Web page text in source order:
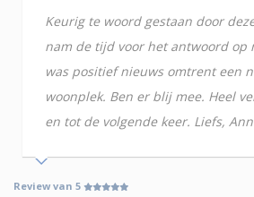
Keurig te woord gestaan door
nam de tijd voor het antwoord op
was positief nieuws omtrent een
woonplek. Ben er blij mee. Heel
en tot de volgende keer. Liefs,
Review van 5